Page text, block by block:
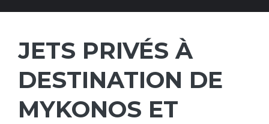
JETS PRIVÉS À
DESTINATION DE
MYKONOS ET